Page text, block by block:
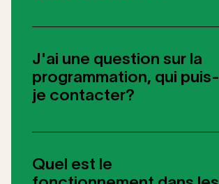
J'ai une question sur la
programmation, qui puis-
je contacter?
Quel est le